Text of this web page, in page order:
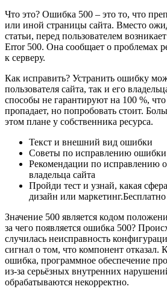
Что это? Ошибка 500 – это то, что
или иной страницы сайта. Вместо
статьи, перед пользователем
Error 500. Она сообщает о проблемах
к серверу.
Как исправить? Устранить ошибку
пользователя сайта, так и его
способы не гарантируют на 100 %,
пропадает, но попробовать стоит.
этом плане у собственника ресурса.
Текст и внешний вид ошибки
Советы по исправлению ошибки
Рекомендации по исправлению
владельца сайта
Пройди тест и узнай, какая
дизайн или
Значение 500 является кодом
за чего появляется ошибка 500?
случилась неисправность
сигнал о том, что компонент отказал.
ошибка, программное обеспечение
из-за серьёзных внутренних
обрабатываются некорректно.